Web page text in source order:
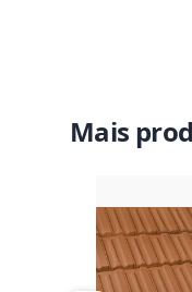
Mais